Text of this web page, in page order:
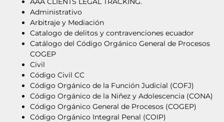
Administrativo
Arbitraje y Mediación
Catalogo de delitos y contravenciones ecuador
Catálogo del Código Orgánico General de Procesos
COGEP
Civil
Código Civil CC
Código Orgánico de la Función Judicial (COFJ)
Código Orgánico de la Niñez y Adolescencia (CONA)
Código Orgánico General de Procesos (COGEP)
Código Orgánico Integral Penal (COIP)